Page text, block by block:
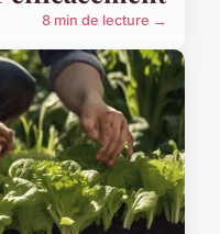
8 min de lecture →